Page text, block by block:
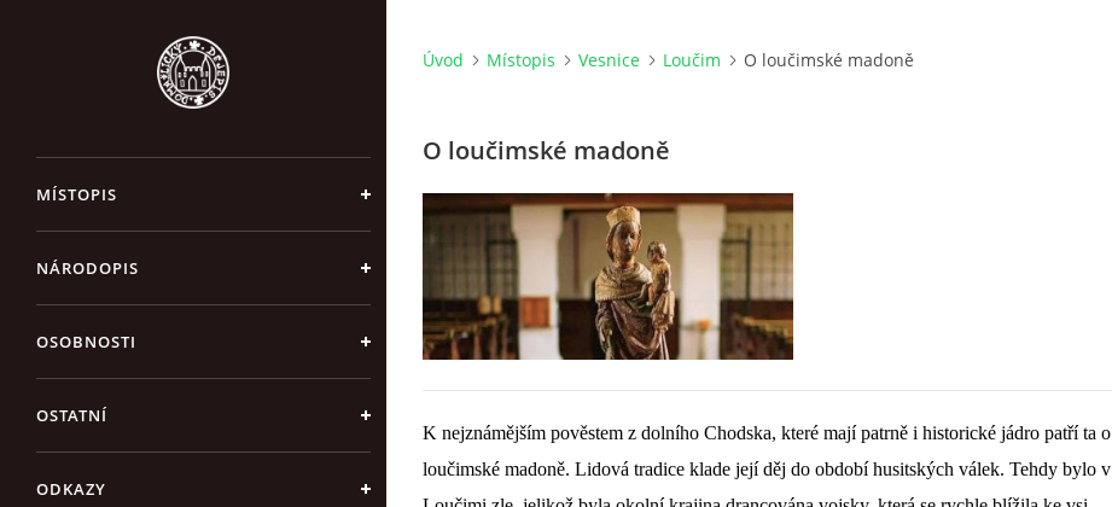
MÍSTOPIS
NÁRODOPIS
OSOBNOSTI
OSTATNÍ
ODKAZY
Úvod Místopis Vesnice Loučim O loučimské madoně
O loučimské madoně
K nejznámějším pověstem z dolního Chodska, které mají patrně i historické jádro patří ta o
loučimské madoně. Lidová tradice klade její děj do období husitských válek. Tehdy bylo v